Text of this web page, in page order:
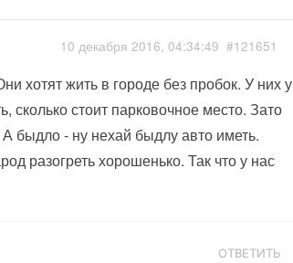
10 декабря 2016, 04:34:49 #121651
хотят жить в городе без пробок. У них у
стоит парковочное место. Зато
А быдло - ну нехай быдлу авто иметь.
разогреть хорошенько. Так что у нас
ОТВЕТИТЬ